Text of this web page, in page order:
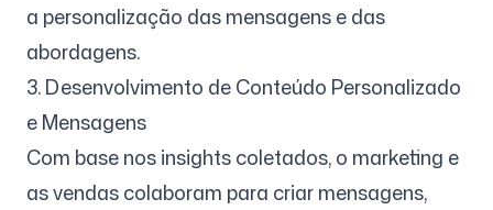
a personalização das mensagens e das
abordagens.
3. Desenvolvimento de Conteúdo Personalizado
e Mensagens
Com base nos insights coletados, o marketing e
as vendas colaboram para criar mensagens,